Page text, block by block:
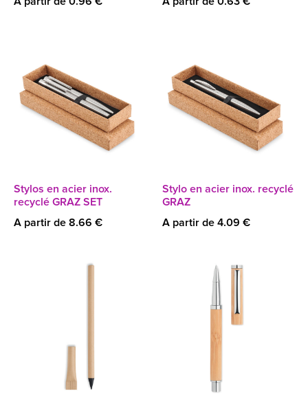
Stylos en acier inox.
recyclé GRAZ SET
A partir de 8.66 €
Stylo en acier inox. recyclé
GRAZ
A partir de 4.09 €